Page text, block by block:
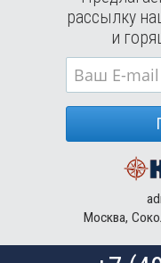
рассылку
и
Москва,